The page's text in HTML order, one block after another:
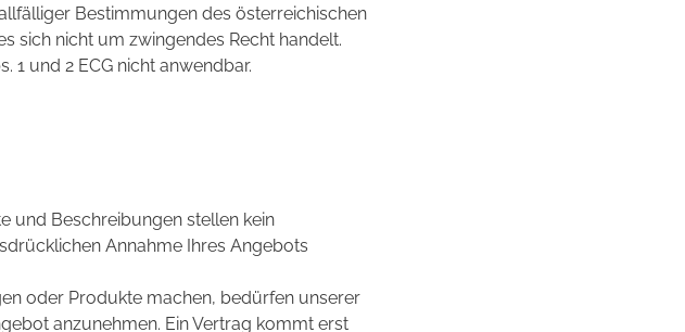
Bestimmungen des österreichischen
sich nicht um zwingendes Recht handelt.
1 und 2 ECG nicht anwendbar.
und Beschreibungen stellen kein
Annahme Ihres Angebots
oder Produkte machen, bedürfen unserer
anzunehmen. Ein Vertrag kommt erst